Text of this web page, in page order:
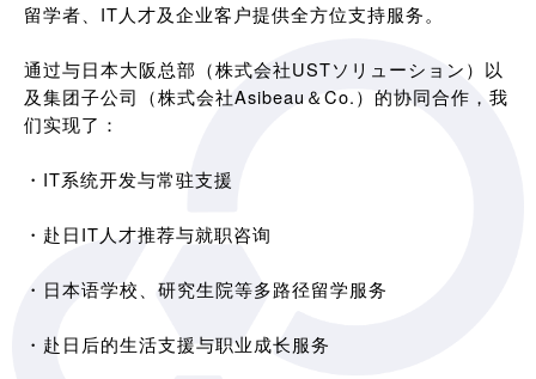
留学者、IT人才及企业客户提供全方位支持服务。
通过与日本大阪总部（株式会社USTソリューション）以
及集团子公司（株式会社Asibeau＆Co.）的协同合作，我
们实现了：
・IT系统开发与常驻支援
・赴日IT人才推荐与就职咨询
・日本语学校、研究生院等多路径留学服务
・赴日后的生活支援与职业成长服务